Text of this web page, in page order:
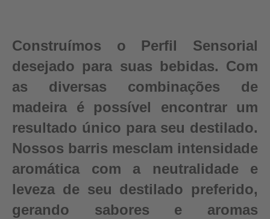
Construímos o Perfil Sensorial
desejado para suas bebidas. Com
as diversas combinações de
madeira é possível encontrar um
resultado único para seu destilado.
Nossos barris mesclam intensidade
aromática com a neutralidade e
leveza de seu destilado preferido,
gerando sabores e aromas